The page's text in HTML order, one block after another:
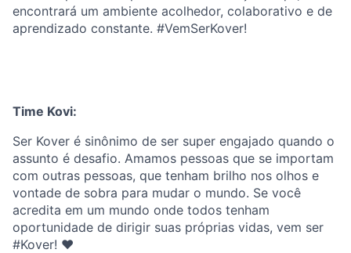
encontrará um ambiente acolhedor, colaborativo e de
aprendizado constante. #VemSerKover!
Time Kovi:
Ser Kover é sinônimo de ser super engajado quando o
assunto é desafio. Amamos pessoas que se importam
com outras pessoas, que tenham brilho nos olhos e
vontade de sobra para mudar o mundo. Se você
acredita em um mundo onde todos tenham
oportunidade de dirigir suas próprias vidas, vem ser
#Kover! ♥